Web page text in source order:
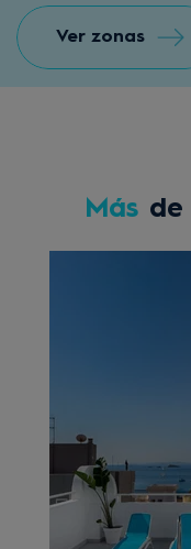
Ver zonas
Más de